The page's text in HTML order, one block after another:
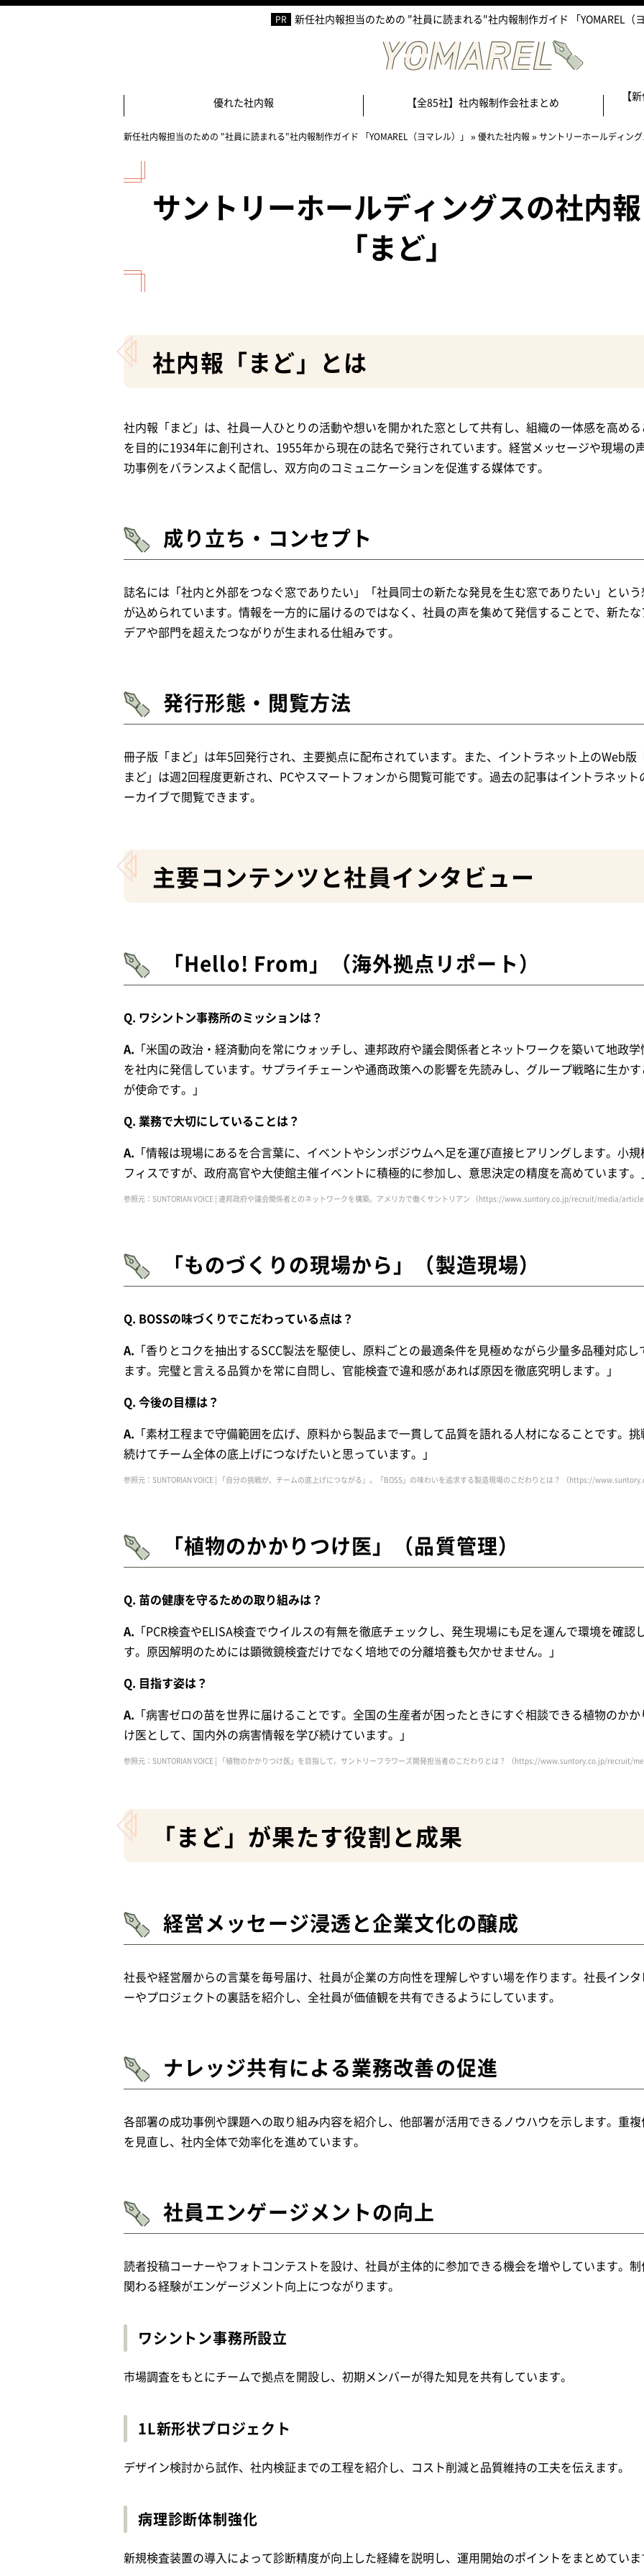
新任社内報担当のための "社員に読まれる"社内報制作ガイド 「YOMAREL（ヨ
優れた社内報 【全85社】社内報制作会社まとめ
【
新任社内報担当のための "社員に読まれる"社内報制作ガイド 「YOMAREL（ヨマレル）」 »優れた社内報 »サントリーホールディング
サントリーホールディングスの社内報
「まど」
社内報「まど」とは
社内報「まど」は、社員一人ひとりの活動や想いを開かれた窓として共有し、組織の一体感を高める
を目的に1934年に創刊され、1955年から現在の誌名で発行されています。経営メッセージや現場の
功事例をバランスよく配信し、双方向のコミュニケーションを促進する媒体です。
成り立ち・コンセプト
誌名には「社内と外部をつなぐ窓でありたい」「社員同士の新たな発見を生む窓でありたい」という
が込められています。情報を一方的に届けるのではなく、社員の声を集めて発信することで、新たな
デアや部門を超えたつながりが生まれる仕組みです。
発行形態・閲覧方法
冊子版「まど」は年5回発行され、主要拠点に配布されています。また、イントラネット上のWeb版
まど」は週2回程度更新され、PCやスマートフォンから閲覧可能です。過去の記事はイントラネット
ーカイブで閲覧できます。
主要コンテンツと社員インタビュー
「Hello! From」（海外拠点リポート）
Q. ワシントン事務所のミッションは？
A. 「米国の政治・経済動向を常にウォッチし、連邦政府や議会関係者とネットワークを築いて地政学
を社内に発信しています。サプライチェーンや通商政策への影響を先読みし、グループ戦略に生かす
が使命です。」
Q. 業務で大切にしていることは？
A. 「情報は現場にあるを合言葉に、イベントやシンポジウムへ足を運び直接ヒアリングします。小規
フィスですが、政府高官や大使館主催イベントに積極的に参加し、意思決定の精度を高めています。
参照元：SUNTORIAN VOICE | 連邦政府や議会関係者とのネットワークを構築。アメリカで働くサントリアン （https://www.suntory.co.jp/recruit/media/
「ものづくりの現場から」（製造現場）
Q. BOSSの味づくりでこだわっている点は？
A. 「香りとコクを抽出するSCC製法を駆使し、原料ごとの最適条件を見極めながら少量多品種対応し
ます。完璧と言える品質かを常に自問し、官能検査で違和感があれば原因を徹底究明します。」
Q. 今後の目標は？
A. 「素材工程まで守備範囲を広げ、原料から製品まで一貫して品質を語れる人材になることです。挑
続けてチーム全体の底上げにつなげたいと思っています。」
参照元：SUNTORIAN VOICE | 「自分の挑戦が、チームの底上げにつながる」。「BOSS」の味わいを追求する製造現場のこだわりとは？ （https://
「植物のかかりつけ医」（品質管理）
Q. 苗の健康を守るための取り組みは？
A. 「PCR検査やELISA検査でウイルスの有無を徹底チェックし、発生現場にも足を運んで環境を確認
す。原因解明のためには顕微鏡検査だけでなく培地での分離培養も欠かせません。」
Q. 目指す姿は？
A. 「病害ゼロの苗を世界に届けることです。全国の生産者が困ったときにすぐ相談できる植物のかか
け医として、国内外の病害情報を学び続けています。」
参照元：SUNTORIAN VOICE | 「植物のかかりつけ医」を目指して。サントリーフラワーズ開発担当者のこだわりとは？ （https://www.suntory.co.jp/recruit/
「まど」が果たす役割と成果
経営メッセージ浸透と企業文化の醸成
社長や経営層からの言葉を毎号届け、社員が企業の方向性を理解しやすい場を作ります。社長インタ
ーやプロジェクトの裏話を紹介し、全社員が価値観を共有できるようにしています。
ナレッジ共有による業務改善の促進
各部署の成功事例や課題への取り組み内容を紹介し、他部署が活用できるノウハウを示します。重複
を見直し、社内全体で効率化を進めています。
社員エンゲージメントの向上
読者投稿コーナーやフォトコンテストを設け、社員が主体的に参加できる機会を増やしています。制
関わる経験がエンゲージメント向上につながります。
ワシントン事務所設立
市場調査をもとにチームで拠点を開設し、初期メンバーが得た知見を共有しています。
1L新形状プロジェクト
デザイン検討から試作、社内検証までの工程を紹介し、コスト削減と品質維持の工夫を伝えます。
病理診断体制強化
新規検査装置の導入によって診断精度が向上した経緯を説明し、運用開始のポイントをまとめていま